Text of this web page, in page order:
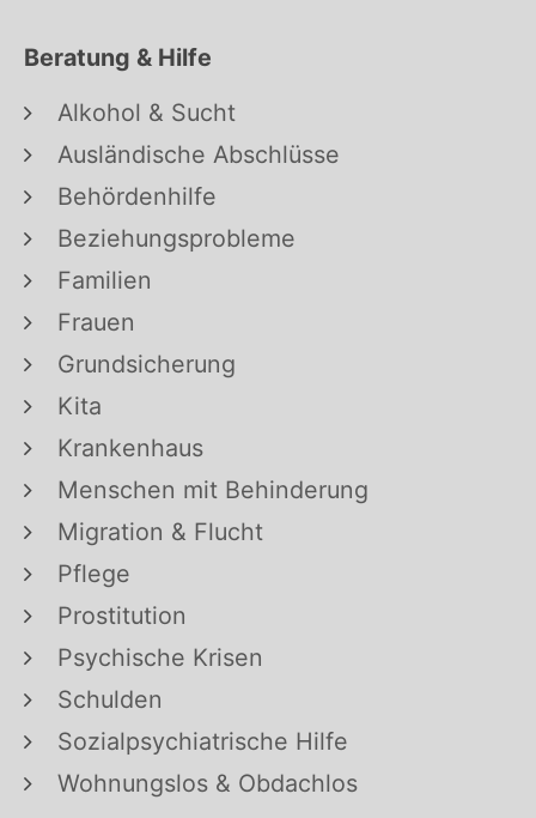
Beratung & Hilfe
Alkohol & Sucht
Ausländische Abschlüsse
Behördenhilfe
Beziehungsprobleme
Familien
Frauen
Grundsicherung
Kita
Krankenhaus
Menschen mit Behinderung
Migration & Flucht
Pflege
Prostitution
Psychische Krisen
Schulden
Sozialpsychiatrische Hilfe
Wohnungslos & Obdachlos